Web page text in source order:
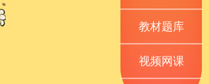
教材题库
视频网课